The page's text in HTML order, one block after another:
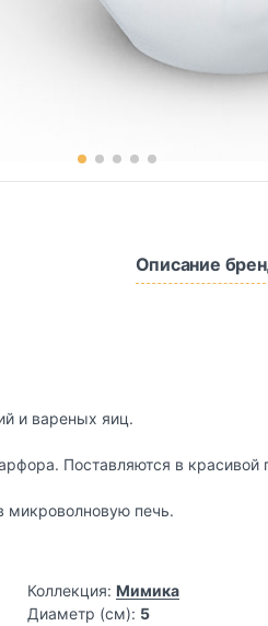
Описание
и вареных яиц.
Поставляются в красивой
микроволновую печь.
Коллекция: Мимика
Диаметр (см): 5